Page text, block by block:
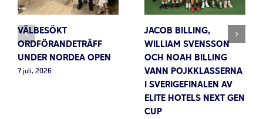
VÄLBESÖKT
ORDFÖRANDETRÄFF
UNDER NORDEA OPEN
7 juli, 2026
JACOB BILLING,
WILLIAM SVENSSON
OCH NOAH BILLING
VANN POJKKLASSERNA
I SVERIGEFINALEN AV
ELITE HOTELS NEXT GEN
CUP